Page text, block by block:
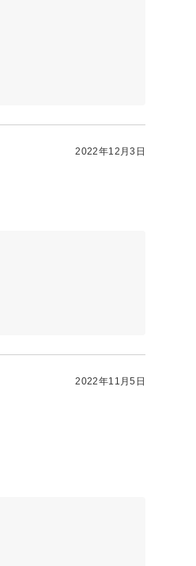
2022年12月3日
2022年11月5日